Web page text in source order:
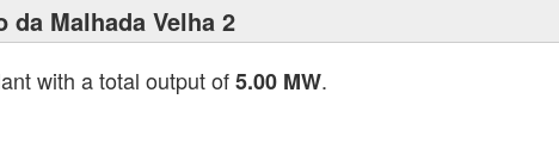
da Malhada Velha 2
with a total output of5.00 MW.